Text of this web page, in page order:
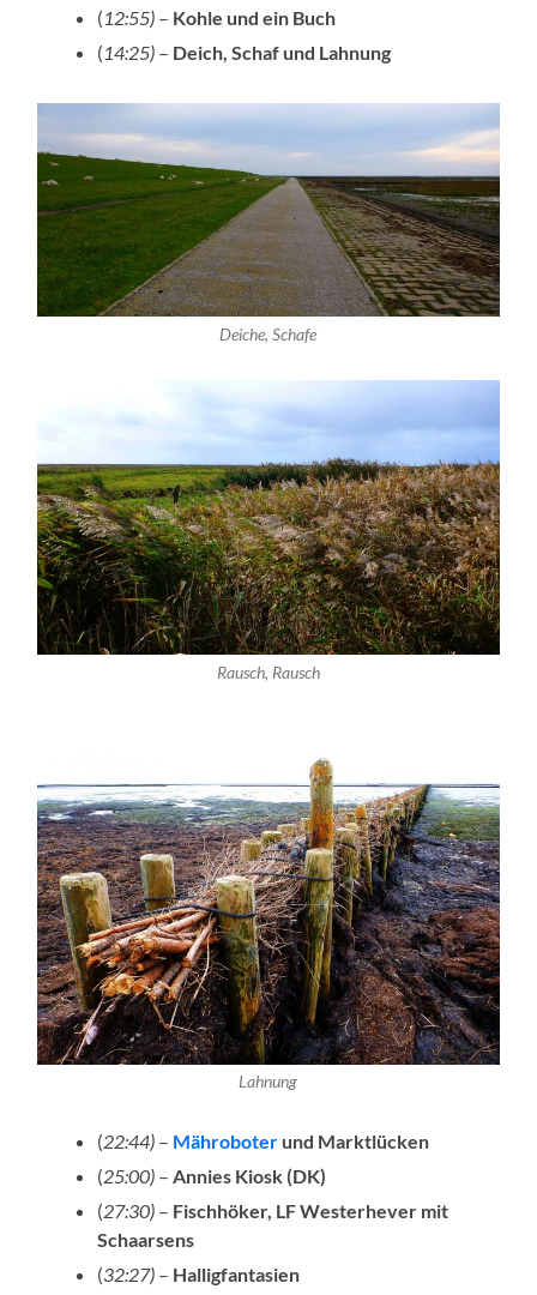
(12:55) – Kohle und ein Buch
(14:25) – Deich, Schaf und Lahnung
Deiche, Schafe
Rausch, Rausch
Lahnung
(22:44) – Mähroboter und Marktlücken
(25:00) –Annies Kiosk (DK)
(27:30) – Fischhöker, LF Westerhever mit
Schaarsens
(32:27) – Halligfantasien